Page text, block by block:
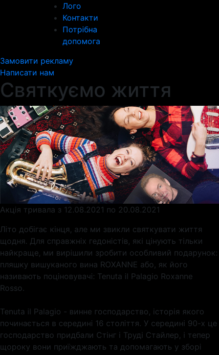
Лого
Контакти
Потрібна
допомога
Замовити рекламу
Написати нам
Святкуємо життя
Акція тривала з 12.08.2021 по 20.08.2021
Літо добігає кінця, але ми звикли святкувати життя
щодня. Для справжніх гедоністів, які цінують тільки
найкраще, ми вирішили зробити особливий подарунок:
пляшку вишуканого вина ROXANNE або, як його
називають поціновувачі: Tenuta il Palagio Roxanne
Rosso.
Tenuta il Palagio - винне господарство, історія якого
починається в середині 16 століття. У середині 90-х це
господарство придбали Стінг і Труді Стайлер, і тепер
щороку вони приїжджають та допомагають у зборі